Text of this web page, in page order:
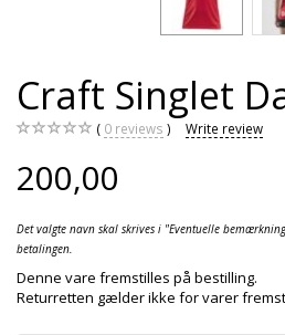
Craft Singlet
0 reviews Write review
200,00
Det valgte navn skal skrives i "Eventuelle
betalingen.
Denne vare fremstilles på bestilling.
Returretten gælder ikke for varer